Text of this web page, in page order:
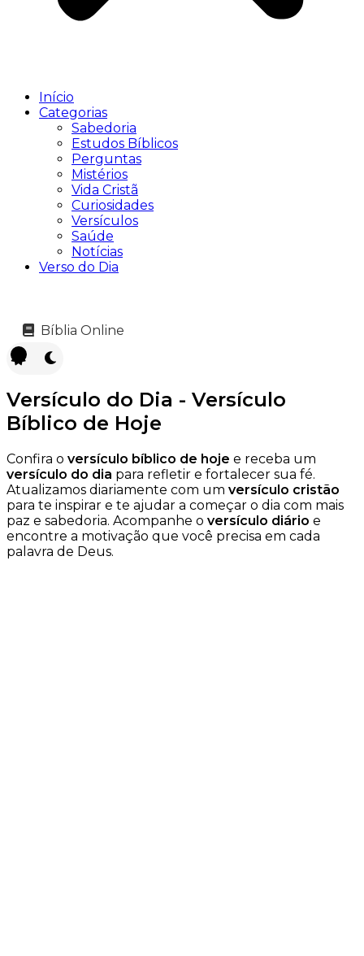
Início
Categorias
Sabedoria
Estudos Bíblicos
Perguntas
Mistérios
Vida Cristã
Curiosidades
Versículos
Saúde
Notícias
Verso do Dia
Bíblia Online
Versículo do Dia - Versículo
Bíblico de Hoje
Confira o versículo bíblico de hoje e receba um
versículo do dia para refletir e fortalecer sua fé.
Atualizamos diariamente com um versículo cristão
para te inspirar e te ajudar a começar o dia com mais
paz e sabedoria. Acompanhe o versículo diário e
encontre a motivação que você precisa em cada
palavra de Deus.